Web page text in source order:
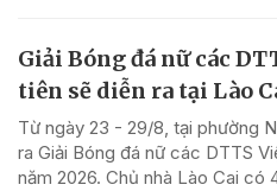
Giải Bóng đá nữ các
tiên sẽ diễn ra tại Lào
Từ ngày 23 - 29/8, tại phường
ra Giải Bóng đá nữ các DTTS
năm 2026. Chủ nhà Lào Cai có